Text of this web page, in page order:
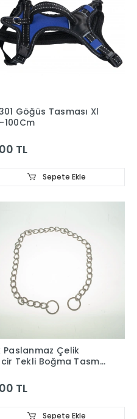
Göğüs Tasması Xl
100Cm
TL
Sepete Ekle
Paslanmaz Çelik
Tekli Boğma Tasma
TL
Sepete Ekle